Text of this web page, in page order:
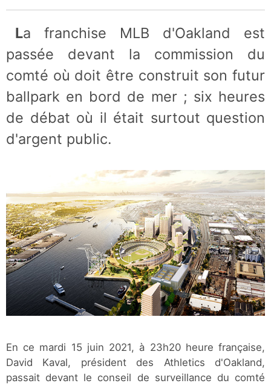
La franchise MLB d'Oakland est
passée devant la commission du
comté où doit être construit son futur
ballpark en bord de mer ; six heures
de débat où il était surtout question
d'argent public.
En ce mardi 15 juin 2021, à 23h20 heure française,
David Kaval, président des Athletics d'Oakland,
passait devant le conseil de surveillance du comté